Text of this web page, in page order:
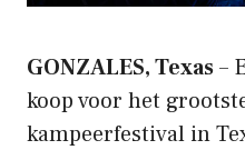
GONZALES, Texas–
koop voor het
kampeerfestival in